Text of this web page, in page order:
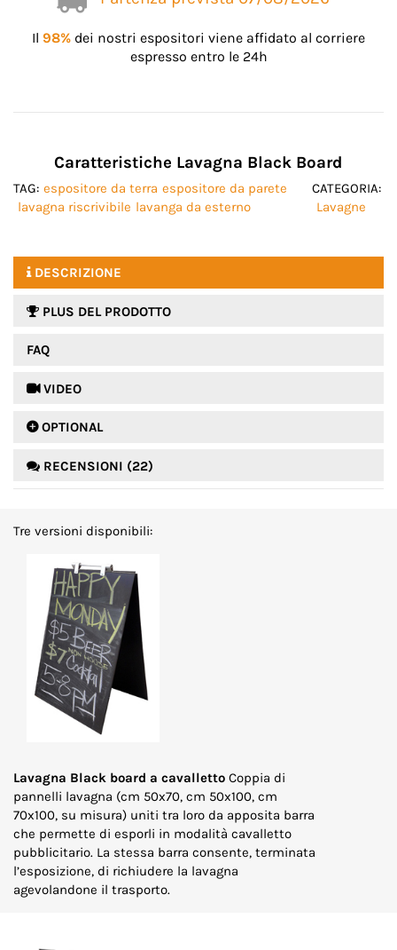
Il 98% dei nostri espositori viene affidato al corriere
espresso entro le 24h
Caratteristiche Lavagna Black Board
TAG: espositore da terra espositore da parete
lavagna riscrivibile lavanga da esterno
CATEGORIA:
Lavagne
DESCRIZIONE
PLUS DEL PRODOTTO
FAQ
 VIDEO
 OPTIONAL
RECENSIONI (22)
Tre versioni disponibili:
Lavagna Black board a cavalletto Coppia di
pannelli lavagna (cm 50x70, cm 50x100, cm
70x100, su misura) uniti tra loro da apposita barra
che permette di esporli in modalità cavalletto
pubblicitario. La stessa barra consente, terminata
l’esposizione, di richiudere la lavagna
agevolandone il trasporto.